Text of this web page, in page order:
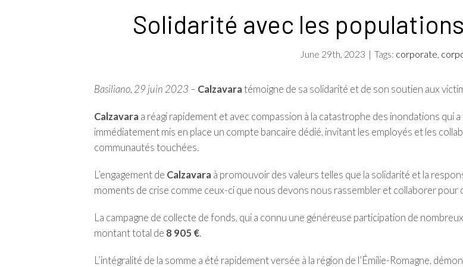
Solidarité avec les
June 29th, 2023 | Tags: corporate,
Basiliano, 29 juin 2023 – Calzavara témoigne de sa solidarité et de son soutien aux
Calzavara a réagi rapidement et avec compassion à la catastrophe des inondations qui
immédiatement mis en place un compte bancaire dédié, invitant les employés et les
communautés touchées.
L’engagement de Calzavara à promouvoir des valeurs telles que la solidarité et la
moments de crise comme ceux-ci que nous devons nous rassembler et collaborer
La campagne de collecte de fonds, qui a connu une généreuse participation de
montant total de 8 905 €.
L’intégralité de la somme a été rapidement versée à la région de l’Émilie-Romagne,